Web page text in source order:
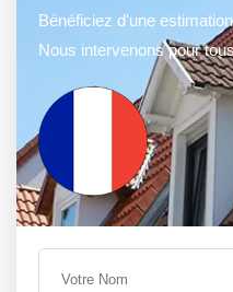
Bénéficiez d'une
Nous intervenons pour